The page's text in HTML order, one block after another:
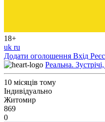
18+
uk ru
Додати оголошення Вхід
Реальна.
10 місяців тому
Індивідуально
Житомир
869
0